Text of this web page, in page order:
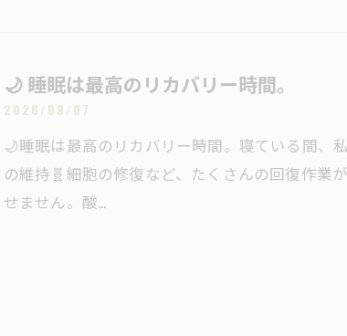
🌙 睡眠は最高のリカバリー時間。
2026/08/07
🌙睡眠は最高のリカバリー時間。寝ている間
の維持🧬細胞の修復など、たくさんの回復作業
せません。酸…